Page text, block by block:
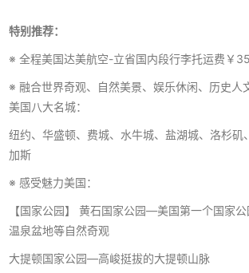
特别推荐：
※ 全程美国达美航空-立省国内段行李托运费￥
※ 融合世界奇观、自然美景、娱乐休闲、历史人
美国八大名城：
纽约、华盛顿、费城、水牛城、盐湖城、洛杉矶
加斯
※ 感受魅力美国：
【国家公园】 黄石国家公园—美国第一个国家公
温泉盆地等自然奇观
大提顿国家公园—高峻挺拔的大提顿山脉